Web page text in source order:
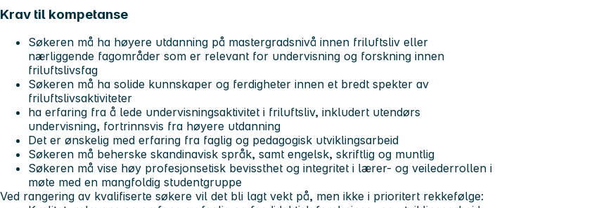
Krav til kompetanse
Søkeren må ha høyere utdanning på mastergradsnivå innen friluftsliv eller
nærliggende fagområder som er relevant for undervisning og forskning innen
friluftslivsfag
Søkeren må ha solide kunnskaper og ferdigheter innen et bredt spekter av
friluftslivsaktiviteter
ha erfaring fra å lede undervisningsaktivitet i friluftsliv, inkludert utendørs
undervisning, fortrinnsvis fra høyere utdanning
Det er ønskelig med erfaring fra faglig og pedagogisk utviklingsarbeid
Søkeren må beherske skandinavisk språk, samt engelsk, skriftlig og muntlig
Søkeren må vise høy profesjonsetisk bevissthet og integritet i lærer- og veilederrollen i
møte med en mangfoldig studentgruppe
Ved rangering av kvalifiserte søkere vil det bli lagt vekt på, men ikke i prioritert rekkefølge: